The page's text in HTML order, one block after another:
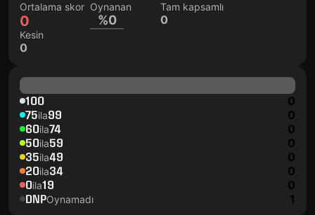
Ortalama skor
0
Oynanan
%0
Tam kapsamlı
0
Kesin
0
100 0
75ila99 0
60ila74 0
50ila59 0
35ila49 0
20ila34 0
0ila19 0
DNPOynamadı 1